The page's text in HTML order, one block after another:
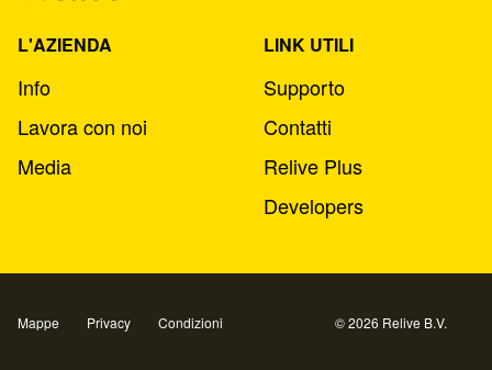
L'AZIENDA
Info
Lavora con noi
Media
LINK UTILI
Supporto
Contatti
Relive Plus
Developers
Mappe Privacy Condizioni © 2026 Relive B.V.